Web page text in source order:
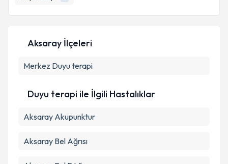
E-posta Adresiniz
Metni'ni okudum ve kişisel verilerimin belirtilen
Aksaray İlçeleri
Merkez Duyu terapi
Duyu terapi ile İlgili Hastalıklar
Aksaray Akupunktur
Aksaray Bel Ağrısı